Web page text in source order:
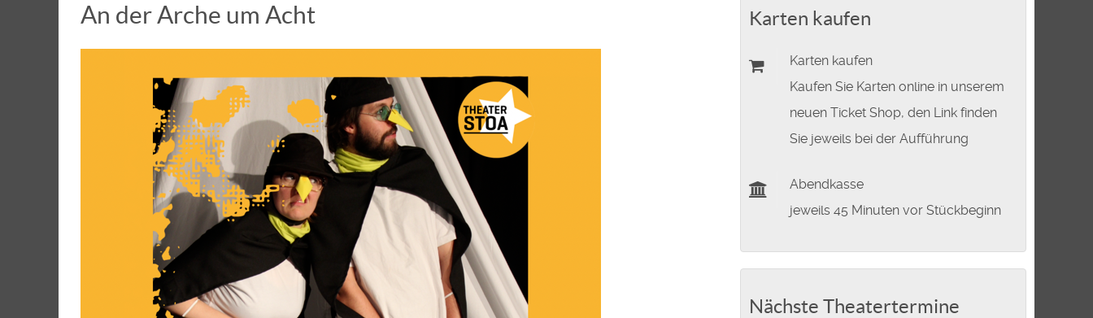
An der Arche um Acht Karten kaufen
Karten kaufen
Kaufen Sie Karten online in unserem
neuen Ticket Shop, den Link finden
Sie jeweils bei der Aufführung
Abendkasse
jeweils 45 Minuten vor Stückbeginn
Nächste Theatertermine